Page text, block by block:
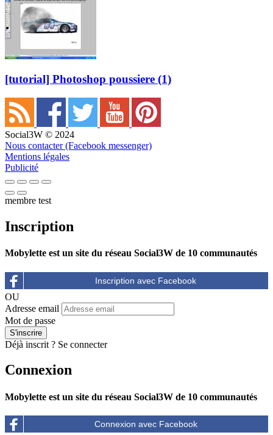
[tutorial] Photoshop poussiere (1)
Social3W © 2024
Nous contacter (Facebook messenger)
Mentions légales
Publicité
membre test
Inscription
Mobylette est un site du réseau Social3W de 10 communautés
OU
Adresse email
Mot de passe
Déjà inscrit ? Se connecter
Connexion
Mobylette est un site du réseau Social3W de 10 communautés